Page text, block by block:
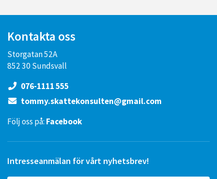
Kontakta oss
Storgatan 52A
852 30 Sundsvall
076-1111 555
tommy.skattekonsulten@gmail.com
Följ oss på: Facebook
Intresseanmälan för vårt nyhetsbrev!